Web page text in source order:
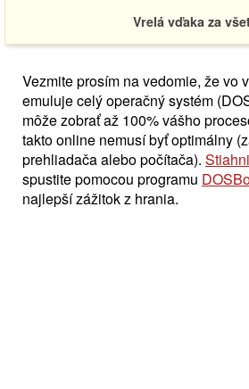
Vrelá vďaka za
Vezmite prosím na vedomie, že vo
emuluje celý operačný systém
môže zobrať až 100% vášho
takto online nemusí byť optimálny
prehliadača alebo počítača).
spustite pomocou programu
najlepší zážitok z hrania.